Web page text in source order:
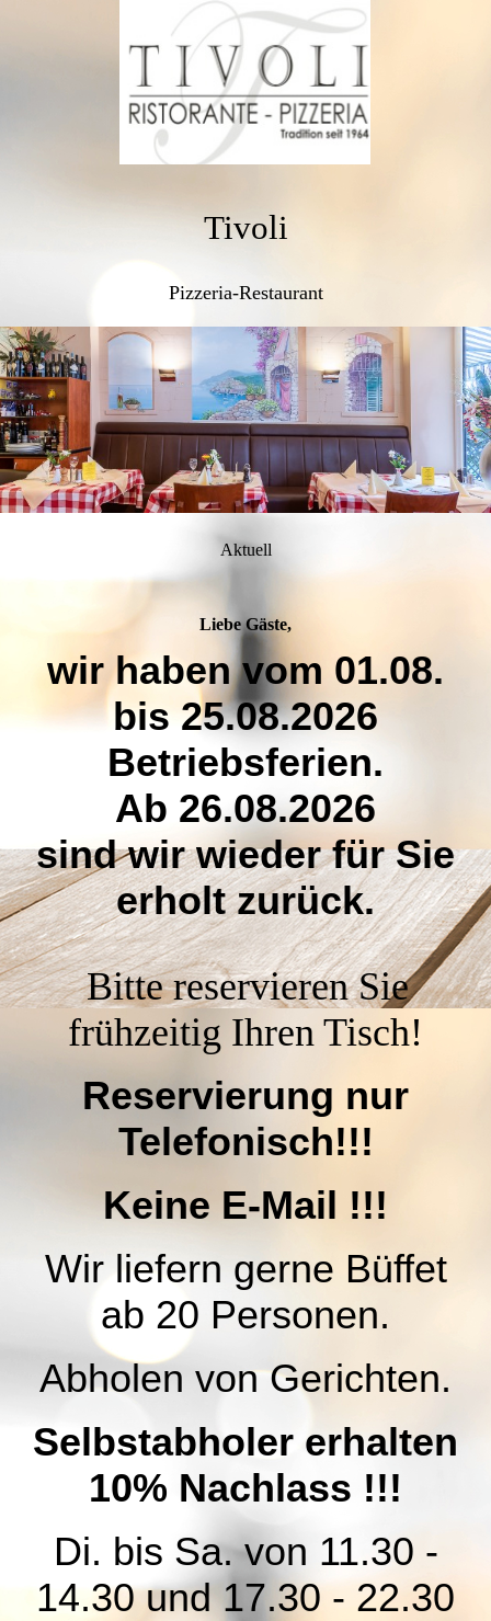
Tivoli
Pizzeria-Restaurant
Aktuell
Liebe Gäste,
wir haben vom 01.08.
bis 25.08.2026
Betriebsferien.
Ab 26.08.2026
sind wir wieder für Sie
erholt zurück.
Bitte reservieren Sie
frühzeitig Ihren Tisch!
Reservierung nur
Telefonisch!!!
Keine E-Mail !!!
Wir liefern gerne Büffet
ab 20 Personen.
Abholen von Gerichten.
Selbstabholer erhalten
10% Nachlass !!!
Di. bis Sa. von 11.30 -
14.30 und 17.30 - 22.30